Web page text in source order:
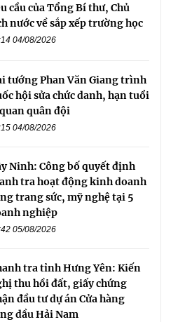
cầu của Tổng Bí thư, Chủ
nước về sắp xếp trường học
04/08/2026
tướng Phan Văn Giang trình
hội sửa chức danh, hạn tuổi
quân đội
04/08/2026
Ninh: Công bố quyết định
tra hoạt động kinh doanh
trang sức, mỹ nghệ tại 5
nghiệp
05/08/2026
tra tỉnh Hưng Yên: Kiến
thu hồi đất, giấy chứng
đầu tư dự án Cửa hàng
dầu Hải Nam